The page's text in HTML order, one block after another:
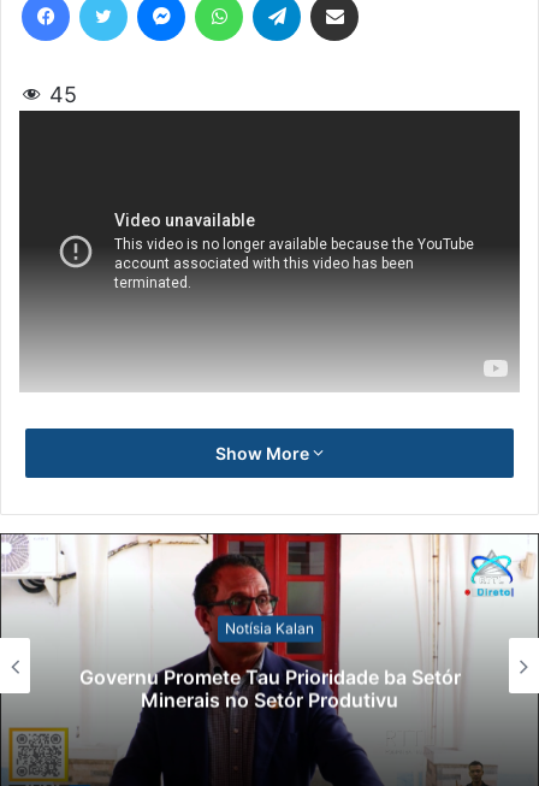
45
Show More
Notísia Kalan
Governu Promete Tau Prioridade ba Setór
Minerais no Setór Produtivu